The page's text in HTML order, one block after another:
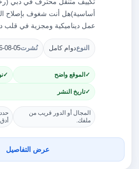
أساسية)هل أنت شغوف بإصلاح
عمل ديناميكية ومجزية في قلب
النوعدوام كامل نُشرت08-05
الموقع واضح
تاريخ النشر
المجال أو الدور قريب من
ملفك.
عرض التفاصيل